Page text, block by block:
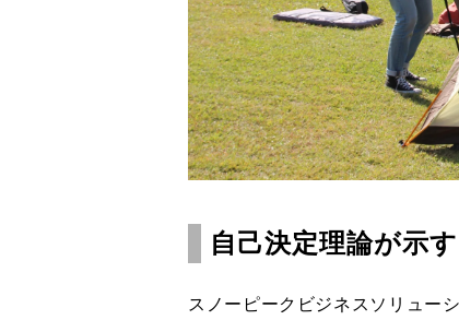
自己決定理論が示
スノーピークビジネスソリュー